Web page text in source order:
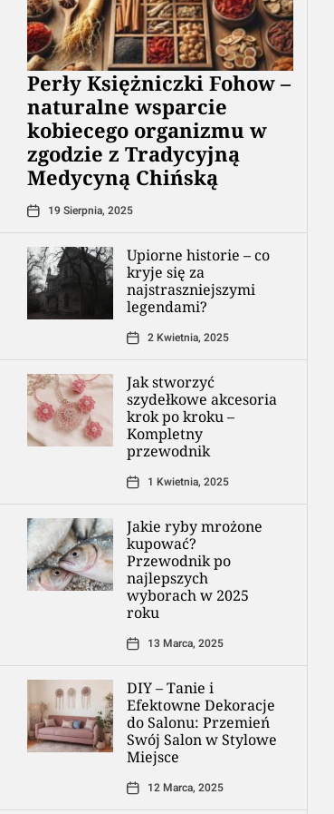
Perły Księżniczki Fohow –
naturalne wsparcie
kobiecego organizmu w
zgodzie z Tradycyjną
Medycyną Chińską
19 Sierpnia, 2025
Upiorne historie – co
kryje się za
najstraszniejszymi
legendami?
2 Kwietnia, 2025
Jak stworzyć
szydełkowe akcesoria
krok po kroku –
Kompletny
przewodnik
1 Kwietnia, 2025
Jakie ryby mrożone
kupować?
Przewodnik po
najlepszych
wyborach w 2025
roku
13 Marca, 2025
DIY – Tanie i
Efektowne Dekoracje
do Salonu: Przemień
Swój Salon w Stylowe
Miejsce
12 Marca, 2025